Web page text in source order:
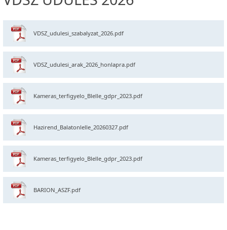
VDSZ_udulesi_szabalyzat_2026.pdf
VDSZ_udulesi_arak_2026_honlapra.pdf
Kameras_terfigyelo_Blelle_gdpr_2023.pdf
Hazirend_Balatonlelle_20260327.pdf
Kameras_terfigyelo_Blelle_gdpr_2023.pdf
BARION_ASZF.pdf